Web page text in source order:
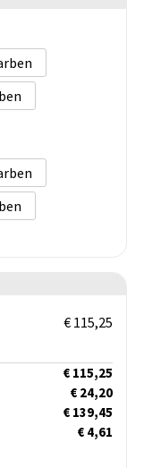
€ 115,25
€ 115,25
€ 24,20
€ 139,45
€ 4,61